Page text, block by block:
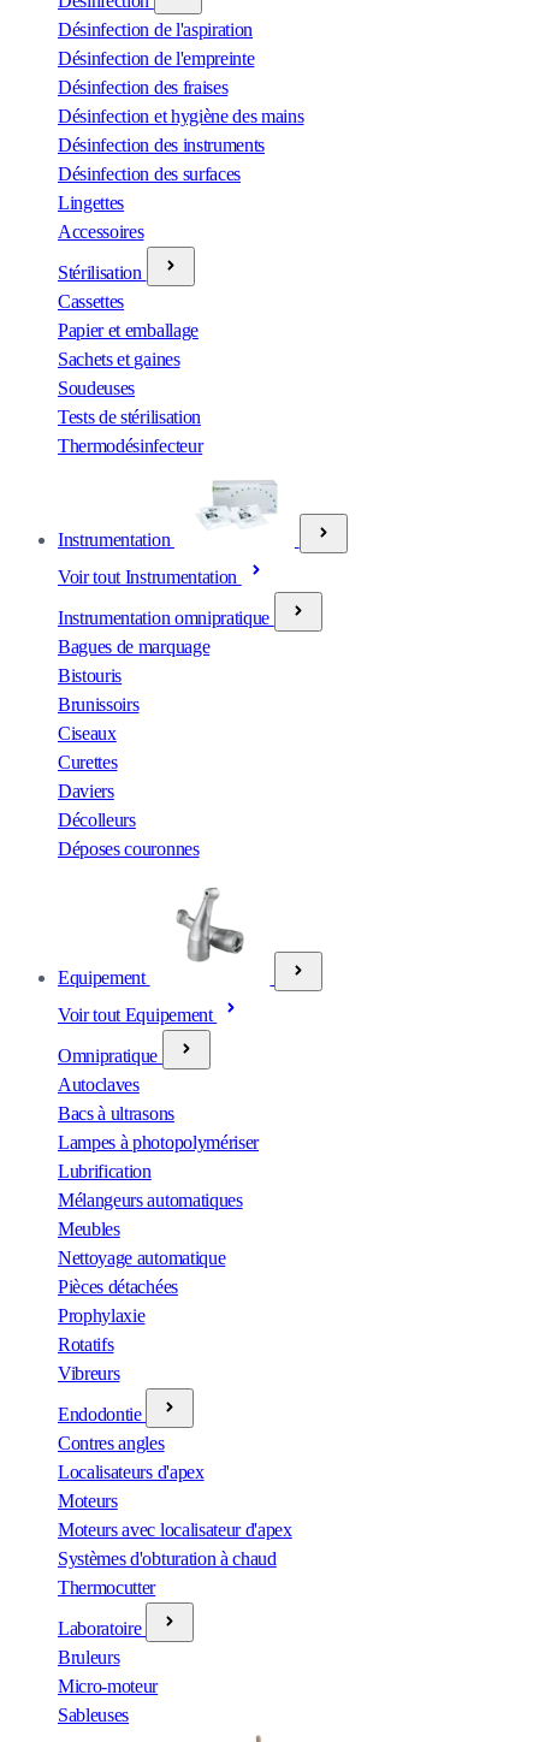
Désinfection de l'aspiration
Désinfection de l'empreinte
Désinfection des fraises
Désinfection et hygiène des mains
Désinfection des instruments
Désinfection des surfaces
Lingettes
Accessoires
Stérilisation
Cassettes
Papier et emballage
Sachets et gaines
Soudeuses
Tests de stérilisation
Thermodésinfecteur
Instrumentation
Voir tout Instrumentation
Instrumentation omnipratique
Bagues de marquage
Bistouris
Brunissoirs
Ciseaux
Curettes
Daviers
Décolleurs
Déposes couronnes
Equipement
Voir tout Equipement
Omnipratique
Autoclaves
Bacs à ultrasons
Lampes à photopolymériser
Lubrification
Mélangeurs automatiques
Meubles
Nettoyage automatique
Pièces détachées
Prophylaxie
Rotatifs
Vibreurs
Endodontie
Contres angles
Localisateurs d'apex
Moteurs
Moteurs avec localisateur d'apex
Systèmes d'obturation à chaud
Thermocutter
Laboratoire
Bruleurs
Micro-moteur
Sableuses